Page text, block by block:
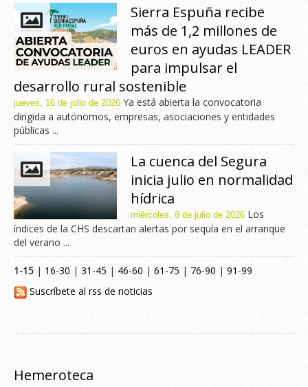
Sierra Espuña recibe
más de 1,2 millones de
euros en ayudas LEADER
para impulsar el
desarrollo rural sostenible
jueves, 16 de julio de 2026 Ya está abierta la convocatoria
dirigida a autónomos, empresas, asociaciones y entidades
públicas ...
La cuenca del Segura
inicia julio en normalidad
hídrica
miércoles, 8 de julio de 2026 Los
índices de la CHS descartan alertas por sequía en el arranque
del verano ...
1-15 | 16-30 | 31-45 | 46-60 | 61-75 | 76-90 | 91-99
Suscríbete al rss de noticias
Hemeroteca